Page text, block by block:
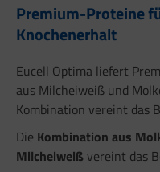
Premium-Proteine
Knochenerhalt
Eucell Optima liefert
aus Milcheiweiß und
Kombination vereint das
Die Kombination aus
Milcheiweiß vereint das